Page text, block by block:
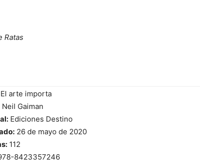
Ratas
El arte importa
Neil Gaiman
Ediciones Destino
26 de mayo de 2020
112
8423357246